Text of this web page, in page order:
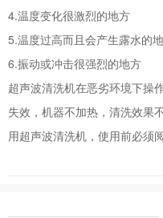
4.温度变化很激烈的地方
5.温度过高而且会产生露水的
6.振动或冲击很强烈的地方
超声波清洗机在恶劣环境下操
失效，机器不加热，清洗效果
用超声波清洗机，使用前必须